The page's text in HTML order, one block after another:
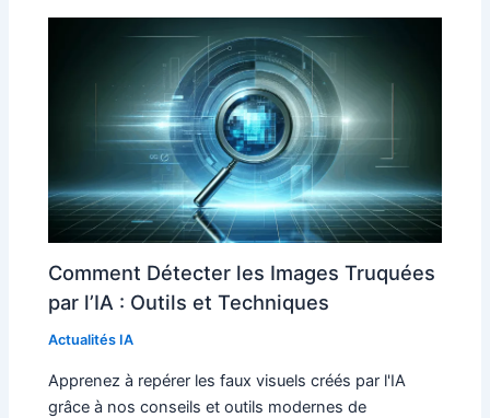
Comment Détecter les Images Truquées
par l’IA : Outils et Techniques
Actualités IA
Apprenez à repérer les faux visuels créés par l'IA
grâce à nos conseils et outils modernes de